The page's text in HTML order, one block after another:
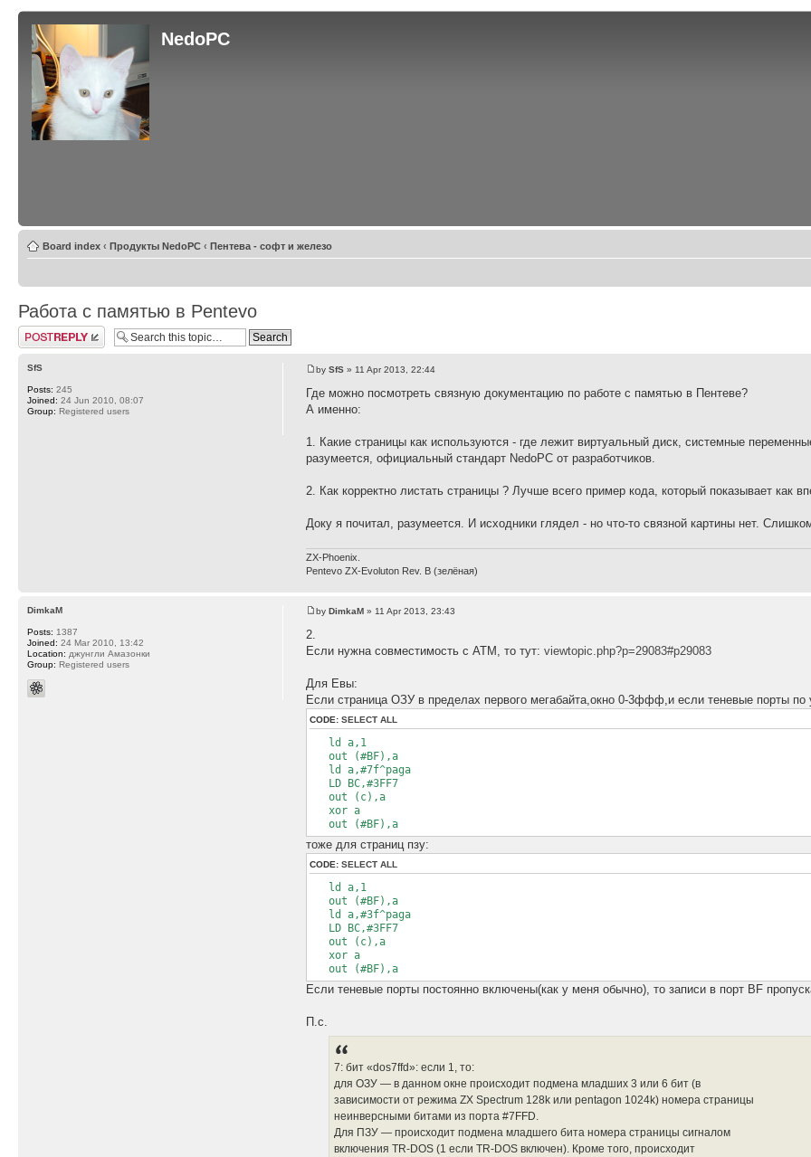
NedoPC
Board index ‹ Продукты NedoPC ‹ Пентева - софт и железо
Работа с памятью в Pentevo
Post a reply
bySfS » 11 Apr 2013, 22:44
Где можно посмотреть связную документацию по работе с памятью в Пентеве?
А именно:
1. Какие страницы как используются - где лежит виртуальный диск, системные
разумеется, официальный стандарт NedoPC от разработчиков.
2. Как корректно листать страницы ? Лучше всего пример кода, который показывает как
Доку я почитал, разумеется. И исходники глядел - но что-то связной картины нет.
ZX-Phoenix.
Pentevo ZX-Evoluton Rev. B (зелёная)
SfS
Posts: 245
Joined: 24 Jun 2010, 08:07
Group: Registered users
byDimkaM » 11 Apr 2013, 23:43
2.
Если нужна совместимость с АТМ, то тут:viewtopic.php?p=29083#p29083
Для Евы:
Если страница ОЗУ в пределах первого мегабайта,окно 0-3ффф,и если теневые порты
CODE:SELECT ALL
ld a,1
out (#BF),a
ld a,#7f^paga
LD BC,#3FF7
out (c),a
xor a
out (#BF),a
тоже для страниц пзу:
CODE:SELECT ALL
ld a,1
out (#BF),a
ld a,#3f^paga
LD BC,#3FF7
out (c),a
xor a
out (#BF),a
Если теневые порты постоянно включены(как у меня обычно), то записи в порт BF
П.с.
7: бит «dos7ffd»: если 1, то:
для ОЗУ — в данном окне происходит подмена младших 3 или 6 бит (в
зависимости от режима ZX Spectrum 128k или pentagon 1024k) номера страницы
неинверсными битами из порта #7FFD.
Для ПЗУ — происходит подмена младшего бита номера страницы сигналом
включения TR-DOS (1 если TR-DOS включен). Кроме того, происходит
DimkaM
Posts: 1387
Joined: 24 Mar 2010, 13:42
Location: джунгли Амазонки
Group: Registered users